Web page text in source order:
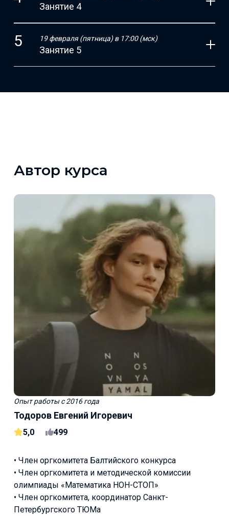
Занятие 4
19 февраля (пятница) в 17:00 (мск)
Занятие 5
Автор курса
Опыт работыс 2016 года
Тодоров Евгений Игоревич
5,0 499
• Член оргкомитета Балтийского конкурса
• Член оргкомитета и методической комиссии
олимпиады «Математика НОН-СТОП»
• Член оргкомитета, координатор Санкт-
Петербургского ТЮМа